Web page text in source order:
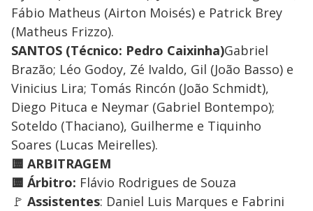
Fábio Matheus (Airton Moisés) e Patrick Brey
(Matheus Frizzo).
SANTOS (Técnico: Pedro Caixinha)Gabriel
Brazão; Léo Godoy, Zé Ivaldo, Gil (João Basso) e
Vinicius Lira; Tomás Rincón (João Schmidt),
Diego Pituca e Neymar (Gabriel Bontempo);
Soteldo (Thaciano), Guilherme e Tiquinho
Soares (Lucas Meirelles).
🟨 ARBITRAGEM
🟨 Árbitro: Flávio Rodrigues de Souza
🚩 Assistentes: Daniel Luis Marques e Fabrini